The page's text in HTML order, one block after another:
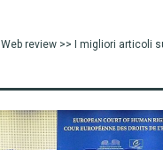
Web review>> I migliori articoli